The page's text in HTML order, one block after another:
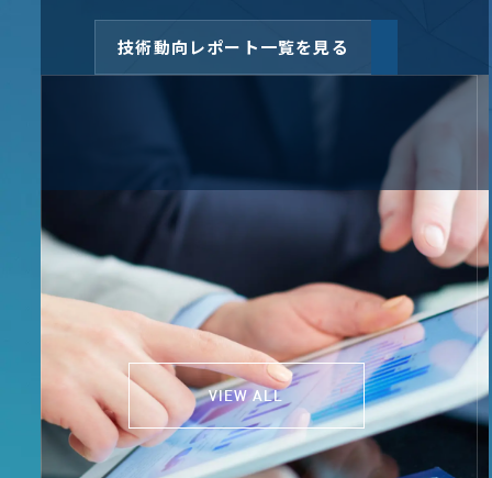
技術動向レポート一覧を見る
NEWS
お知らせ
VIEW ALL